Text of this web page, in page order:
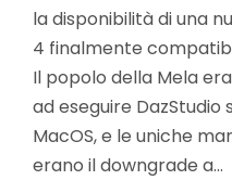
la disponibilità di una
4 finalmente
Il popolo della Mela
ad eseguire DazStudio
MacOS, e le uniche
erano il downgrade a…